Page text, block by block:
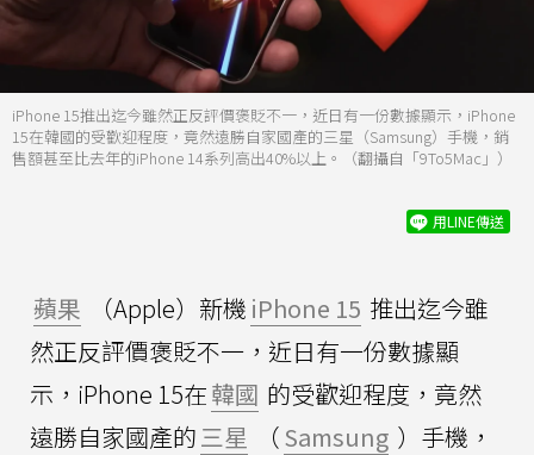
iPhone 15推出迄今雖然正反評價褒貶不一，近日有一份數據顯示，iPhone
15在韓國的受歡迎程度，竟然遠勝自家國產的三星（Samsung）手機，銷
售額甚至比去年的iPhone 14系列高出40%以上。（翻攝自「9To5Mac」）
用LINE傳送
蘋果 （Apple）新機 iPhone 15 推出迄今雖
然正反評價褒貶不一，近日有一份數據顯
示，iPhone 15在韓國 的受歡迎程度，竟然
遠勝自家國產的三星 （Samsung ）手機，